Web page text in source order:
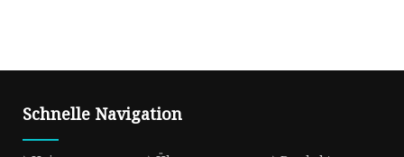
Schnelle Navigation